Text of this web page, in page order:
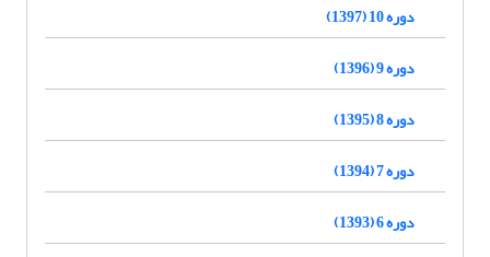
دوره 10 (1397)
دوره 9 (1396)
دوره 8 (1395)
دوره 7 (1394)
دوره 6 (1393)